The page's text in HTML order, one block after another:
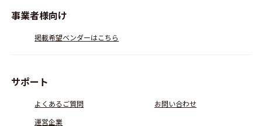
事業者様向け
掲載希望ベンダーはこちら
サポート
よくあるご質問
お問い合わせ
運営企業